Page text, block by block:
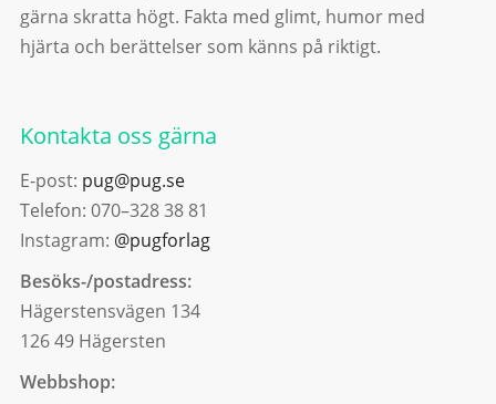
gärna skratta högt. Fakta med glimt, humor med
hjärta och berättelser som känns på riktigt.
Kontakta oss gärna
E-post: pug@pug.se
Telefon: 070–328 38 81
Instagram: @pugforlag
Besöks-/postadress:
Hägerstensvägen 134
126 49 Hägersten
Webbshop: